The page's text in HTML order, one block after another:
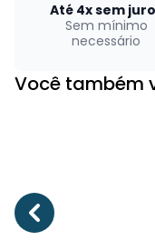
Até 4x sem
Sem mínimo
necessário
Você também